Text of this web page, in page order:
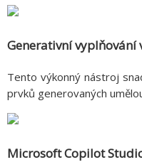
Generativní
Tento výkonný nástroj
prvků generovaných
Microsoft Copilot